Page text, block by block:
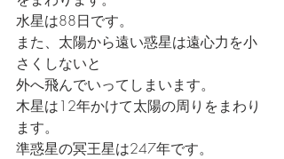
水星は88日です。
また、太陽から遠い惑星は遠心力を小
さくしないと
外へ飛んでいってしまいます。
木星は12年かけて太陽の周りをまわり
ます。
準惑星の冥王星は247年です。